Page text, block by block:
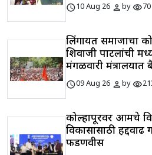
schedule10 Aug 26 personbyvisibility70
लिंगायत समाजाचा
शिवाजी पाटलांची
मंगळवारी
schedule09 Aug 26 personbyvisibility
कोल्हापूरवर आमचे
विकासासाठी
फडणवीस